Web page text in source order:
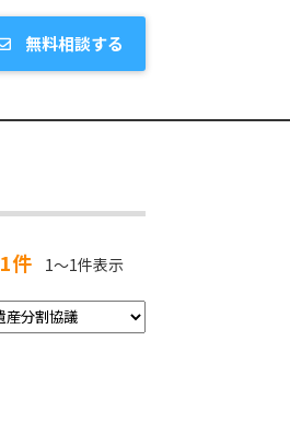
無料相談する
1件 1～1件表示